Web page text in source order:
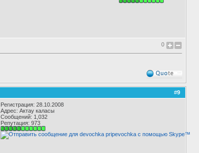
0
#9
Регистрация: 28.10.2008
Адрес: Актау каласы
Сообщений: 1,032
Репутация: 973